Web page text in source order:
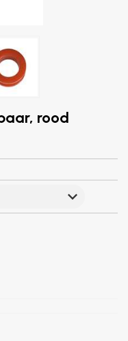
rood